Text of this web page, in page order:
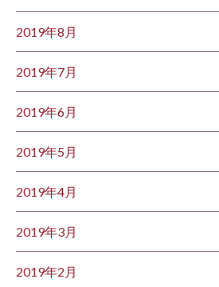
2019年8月
2019年7月
2019年6月
2019年5月
2019年4月
2019年3月
2019年2月